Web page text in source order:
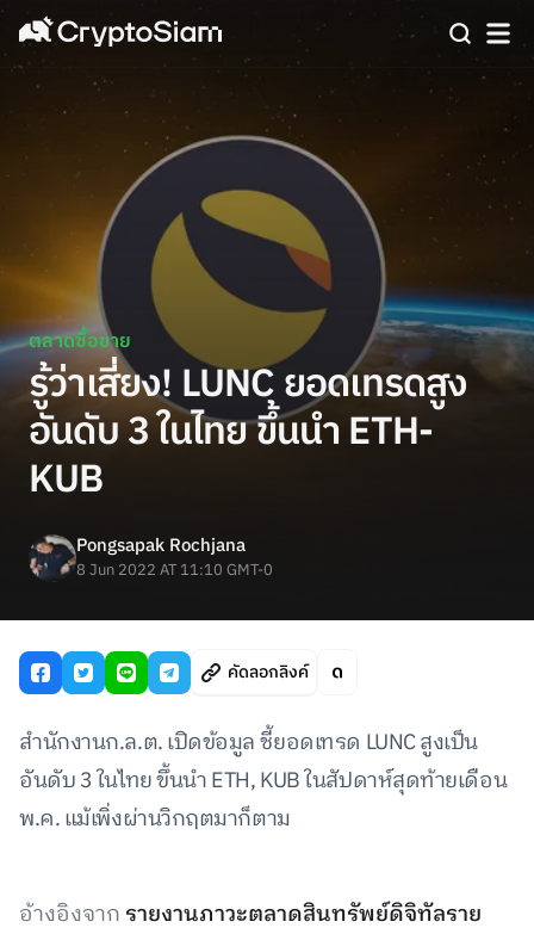
ตลาดซื้อขาย
รู้ว่าเสี่ยง! LUNC ยอดเทรดสูง
อันดับ 3 ในไทย ขึ้นนำ ETH-
KUB
Pongsapak Rochjana
8 Jun 2022 AT 11:10 GMT-0
คัดลอกลิงค์
สำนักงานก.ล.ต. เปิดข้อมูล ชี้ยอดเทรด LUNC สูงเป็น
อันดับ 3 ในไทย ขึ้นนำ ETH, KUB ในสัปดาห์สุดท้ายเดือน
พ.ค. แม้เพิ่งผ่านวิกฤตมาก็ตาม
อ้างอิงจาก รายงานภาวะตลาดสินทรัพย์ดิจิทัลราย